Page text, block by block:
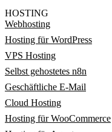
HOSTING
Webhosting
Hosting für WordPress
VPS Hosting
Selbst gehostetes n8n
Geschäftliche E-Mail
Cloud Hosting
Hosting für WooCommerce